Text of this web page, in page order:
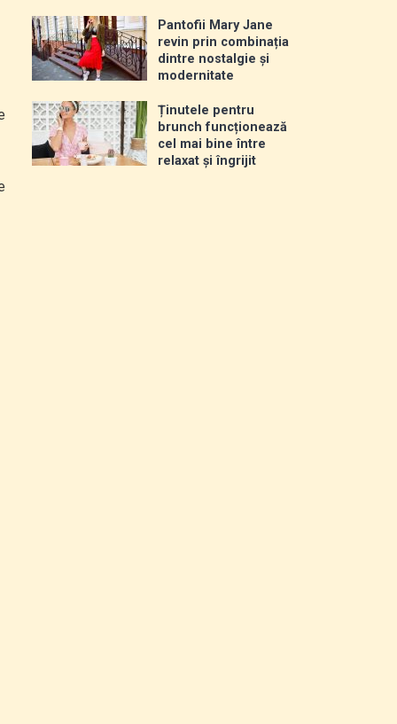
Pantofii Mary Jane
revin prin combinația
dintre nostalgie și
modernitate
Ținutele pentru
brunch funcționează
cel mai bine între
relaxat și îngrijit